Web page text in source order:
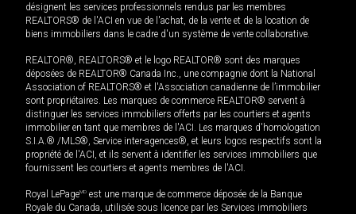
désignent les services professionnels rendus par les membres
REALTORS® de l'ACI en vue de l'achat, de la vente et de la location de
biens immobiliers dans le cadre d'un système de vente collaborative.
REALTOR®, REALTORS® et le logo REALTOR® sont des marques
déposées de REALTOR® Canada Inc., une compagnie dont la National
Association of REALTORS® et l'Association canadienne de l’immobilier
sont propriétaires. Les marques de commerce REALTOR® servent à
distinguer les services immobiliers offerts par les courtiers et agents
immobilier en tant que membres de l'ACI. Les marques d'homologation
S.I.A.® /MLS®, Service inter-agences®, et leurs logos respectifs sont la
propriété de l'ACI, et ils servent à identifier les services immobiliers que
fournissent les courtiers et agents membres de l'ACI.
Royal LePageMD est une marque de commerce déposée de la Banque
Royale du Canada, utilisée sous licence par les Services immobiliers